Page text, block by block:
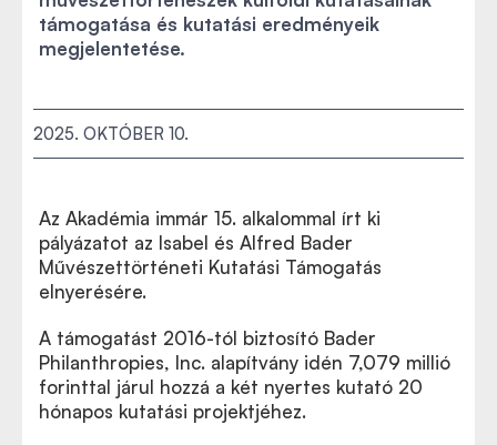
támogatása és kutatási eredményeik
megjelentetése.
2025. OKTÓBER 10.
Az Akadémia immár 15. alkalommal írt ki
pályázatot az Isabel és Alfred Bader
Művészettörténeti Kutatási Támogatás
elnyerésére.
A támogatást 2016-tól biztosító Bader
Philanthropies, Inc. alapítvány idén 7,079 millió
forinttal járul hozzá a két nyertes kutató 20
hónapos kutatási projektjéhez.